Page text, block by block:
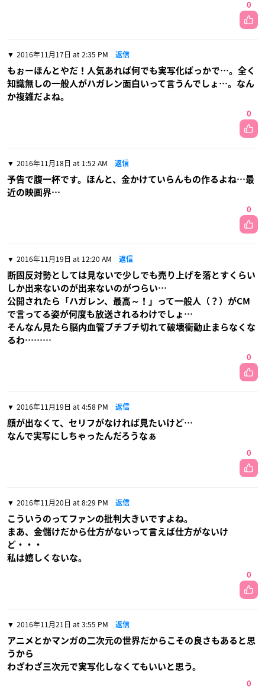
0
2016年11月17日 at 2:35 PM 返信
もぉーほんとやだ！人気あれば何でも実写化ばっかで…。全く
知識無しの一般人がハガレン面白いって言うんでしょ…。なん
か複雑だよね。
0
2016年11月18日 at 1:52 AM 返信
予告で腹一杯です。ほんと、金かけていらんもの作るよね…最
近の映画界…
0
2016年11月19日 at 12:20 AM 返信
断固反対勢としては見ないで少しでも売り上げを落とすくらい
しか出来ないのが出来ないのがつらい…
公開されたら「ハガレン、最高～！」って一般人（？）がCM
で言ってる姿が何度も放送されるわけでしょ…
そんなん見たら脳内血管ブチブチ切れて破壊衝動止まらなくな
るわ………
0
2016年11月19日 at 4:58 PM 返信
顔が出なくて、セリフがなければ見たいけど…
なんで実写にしちゃったんだろうなぁ
0
2016年11月20日 at 8:29 PM 返信
こういうのってファンの批判大きいですよね。
まあ、金儲けだから仕方がないって言えば仕方がないけ
ど・・・
私は嬉しくないな。
0
2016年11月21日 at 3:55 PM 返信
アニメとかマンガの二次元の世界だからこその良さもあると思
うから
わざわざ三次元で実写化しなくてもいいと思う。
0